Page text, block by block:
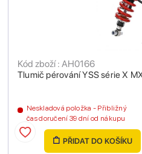
Tlumič pérování YSS série X
Kód zboží : AH0166
Neskladová položka - Přibližný
čas doručení 39 dní od nákupu
PŘIDAT DO KOŠÍKU